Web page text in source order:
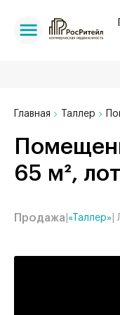
Главная Таллер
Помещение в БЦ Таллер,
65 м²,
Продажа «Таллер»